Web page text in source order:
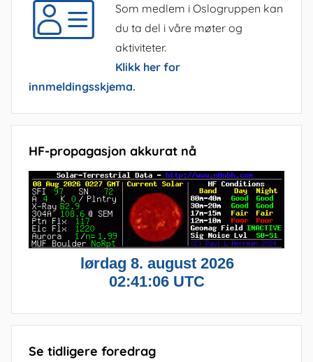
Som medlem i Oslogruppen kan
du ta del i våre møter og
aktiviteter.
Klikk her for
innmeldingsskjema.
HF-propagasjon akkurat nå
Se tidligere foredrag